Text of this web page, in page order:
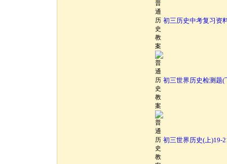
初三历史中考复习资
初三世界历史检测题(
初三世界历史(上)19-